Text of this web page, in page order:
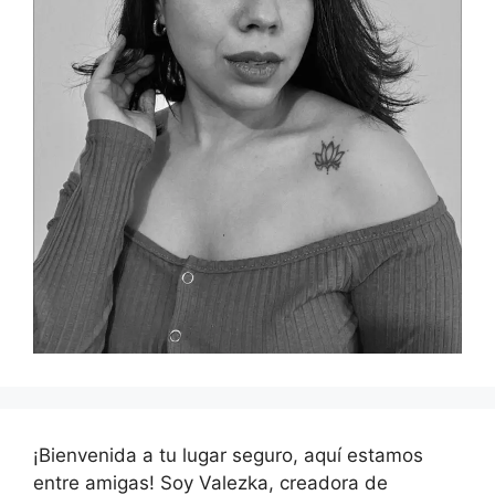
¡Bienvenida a tu lugar seguro, aquí estamos
entre amigas! Soy Valezka, creadora de